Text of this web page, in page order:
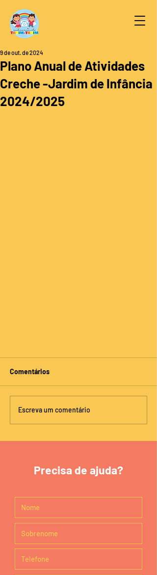
Plano Anual de Atividades
Creche -Jardim de Infância
2024/2025
9 de out. de 2024
Comentários
Escreva um comentário
Precisa de ajuda?